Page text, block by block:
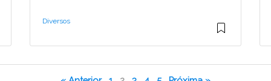
Diversos